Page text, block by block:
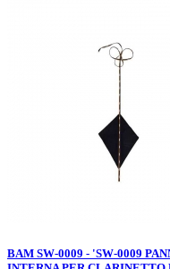
BAM SW-0009 - 'SW-0009